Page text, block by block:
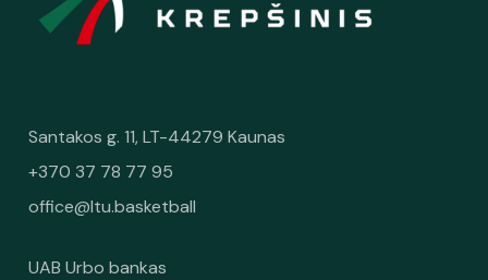
Santakos g. 11, LT-44279 Kaunas
+370 37 78 77 95
office@ltu.basketball
UAB Urbo bankas